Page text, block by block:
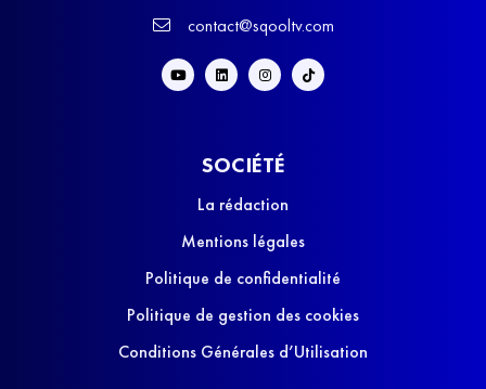
contact@sqooltv.com
SOCIÉTÉ
La rédaction
Mentions légales
Politique de confidentialité
Politique de gestion des cookies
Conditions Générales d’Utilisation